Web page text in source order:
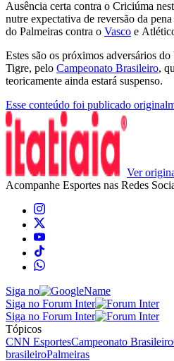
Ausência certa contra o Criciúma
nutre expectativa de reversão da
do Palmeiras contra o Vasco e
Estes são os próximos adversários
Tigre, pelo Campeonato Brasileiro,
teoricamente ainda estará suspenso.
Esse conteúdo foi publicado
Ver
Acompanhe Esportes nas Redes
Siga no
Siga no Forum Inter
Siga no Forum Inter
Tópicos
CNN EsportesCampeonato Brasileiro
brasileiroPalmeiras